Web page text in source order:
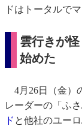
ドはトータルで
雲行きが
始めた
4月26日（金）
レーダーの「ふ
ド と他社のユー